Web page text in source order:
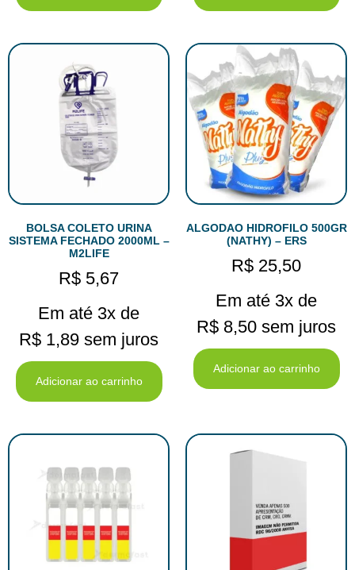
BOLSA COLETO URINA
SISTEMA FECHADO 2000ML –
M2LIFE
R$ 5,67
Em até 3x de
R$ 1,89 sem juros
Adicionar ao carrinho
ALGODAO HIDROFILO 500GR
(NATHY) – ERS
R$ 25,50
Em até 3x de
R$ 8,50 sem juros
Adicionar ao carrinho